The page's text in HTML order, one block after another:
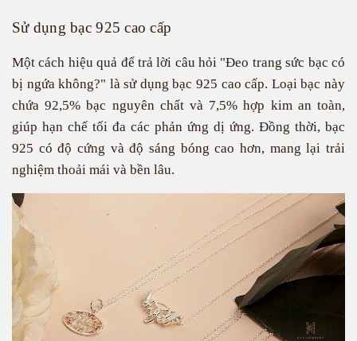
Sử dụng bạc 925 cao cấp
Một cách hiệu quả để trả lời câu hỏi "Đeo trang sức bạc có
bị ngứa không?" là sử dụng bạc 925 cao cấp. Loại bạc này
chứa 92,5% bạc nguyên chất và 7,5% hợp kim an toàn,
giúp hạn chế tối đa các phản ứng dị ứng. Đồng thời, bạc
925 có độ cứng và độ sáng bóng cao hơn, mang lại trải
nghiệm thoải mái và bền lâu.